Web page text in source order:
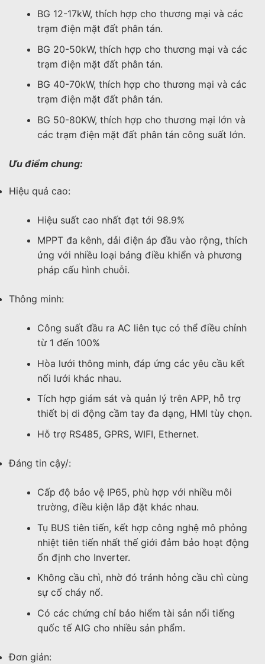
BG 12-17kW, thích hợp cho thương mại và các
trạm điện mặt đất phân tán.
BG 20-50kW, thích hợp cho thương mại và các
trạm điện mặt đất phân tán.
BG 40-70kW, thích hợp cho thương mại và các
trạm điện mặt đất phân tán.
BG 50-80KW, thích hợp cho thương mại lớn và
các trạm điện mặt đất phân tán công suất lớn.
Ưu điểm chung:
Hiệu quả cao:
Hiệu suất cao nhất đạt tới 98.9%
MPPT đa kênh, dải điện áp đầu vào rộng, thích
ứng với nhiều loại bảng điều khiển và phương
pháp cấu hình chuỗi.
Thông minh:
Công suất đầu ra AC liên tục có thể điều chỉnh
từ 1 đến 100%
Hòa lưới thông minh, đáp ứng các yêu cầu kết
nối lưới khác nhau.
Tích hợp giám sát và quản lý trên APP, hỗ trợ
thiết bị di động cầm tay đa dạng, HMI tùy chọn.
Hỗ trợ RS485, GPRS, WIFI, Ethernet.
Đáng tin cậy/:
Cấp độ bảo vệ IP65, phù hợp với nhiều môi
trường, điều kiện lắp đặt khác nhau.
Tụ BUS tiên tiến, kết hợp công nghệ mô phỏng
nhiệt tiên tiến nhất thế giới đảm bảo hoạt động
ổn định cho Inverter.
Không cầu chì, nhờ đó tránh hỏng cầu chì cùng
sự cố cháy nổ.
Có các chứng chỉ bảo hiểm tài sản nổi tiếng
quốc tế AIG cho nhiều sản phẩm.
Đơn giản: